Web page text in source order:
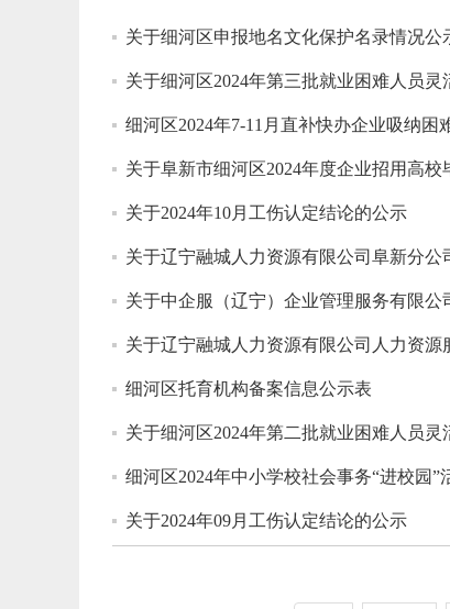
关于细河区申报地名文化保护名录情况公
关于细河区2024年第三批就业困难人员
细河区2024年7-11月直补快办企业吸纳
关于阜新市细河区2024年度企业招用高
关于2024年10月工伤认定结论的公示
关于辽宁融城人力资源有限公司阜新分公
关于中企服（辽宁）企业管理服务有限公
关于辽宁融城人力资源有限公司人力资源
细河区托育机构备案信息公示表
关于细河区2024年第二批就业困难人员
细河区2024年中小学校社会事务“进校园”
关于2024年09月工伤认定结论的公示